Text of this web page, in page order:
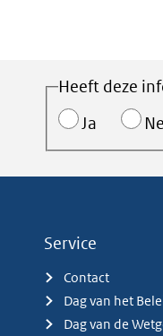
Heeft deze
Ja
Service
Contact
Dag van het
Dag van de